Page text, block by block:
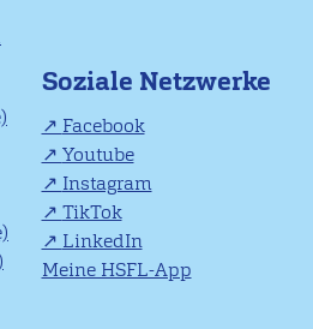
Soziale Netzwerke
Facebook
Youtube
Instagram
TikTok
LinkedIn
Meine HSFL-App